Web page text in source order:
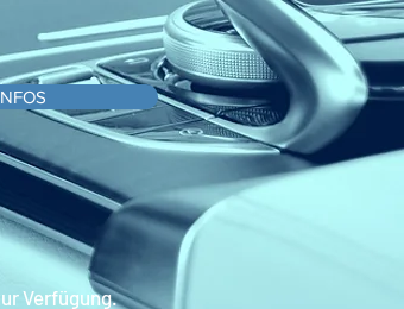
Verfügung.